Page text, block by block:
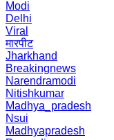
Modi
Delhi
Viral
मारपीट
Jharkhand
Breakingnews
Narendramodi
Nitishkumar
Madhya_pradesh
Nsui
Madhyapradesh